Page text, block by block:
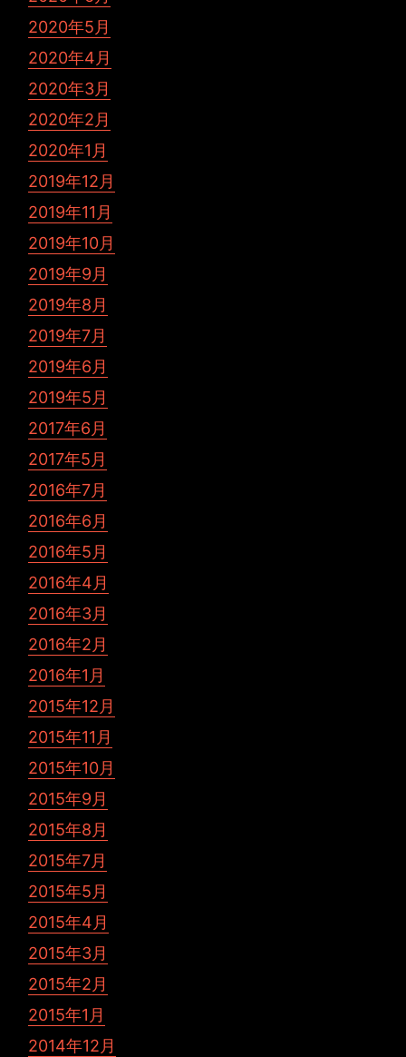
2020年5月
2020年4月
2020年3月
2020年2月
2020年1月
2019年12月
2019年11月
2019年10月
2019年9月
2019年8月
2019年7月
2019年6月
2019年5月
2017年6月
2017年5月
2016年7月
2016年6月
2016年5月
2016年4月
2016年3月
2016年2月
2016年1月
2015年12月
2015年11月
2015年10月
2015年9月
2015年8月
2015年7月
2015年5月
2015年4月
2015年3月
2015年2月
2015年1月
2014年12月